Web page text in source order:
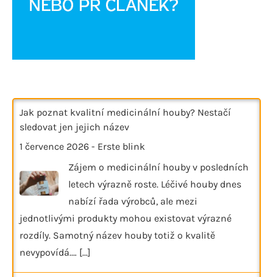
Jak poznat kvalitní medicinální houby? Nestačí
sledovat jen jejich název
1 července 2026 - Erste blink
Zájem o medicinální houby v posledních
letech výrazně roste. Léčivé houby dnes
nabízí řada výrobců, ale mezi
jednotlivými produkty mohou existovat výrazné
rozdíly. Samotný název houby totiž o kvalitě
nevypovídá.… [...]